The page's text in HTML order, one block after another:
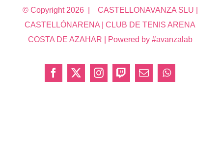
© Copyright 2026 | CASTELLONAVANZA SLU |
CASTELLÓNARENA | CLUB DE TENIS ARENA
COSTA DE AZAHAR | Powered by #avanzalab
Facebook
X InstagramTwitchCorreoWhatsApp